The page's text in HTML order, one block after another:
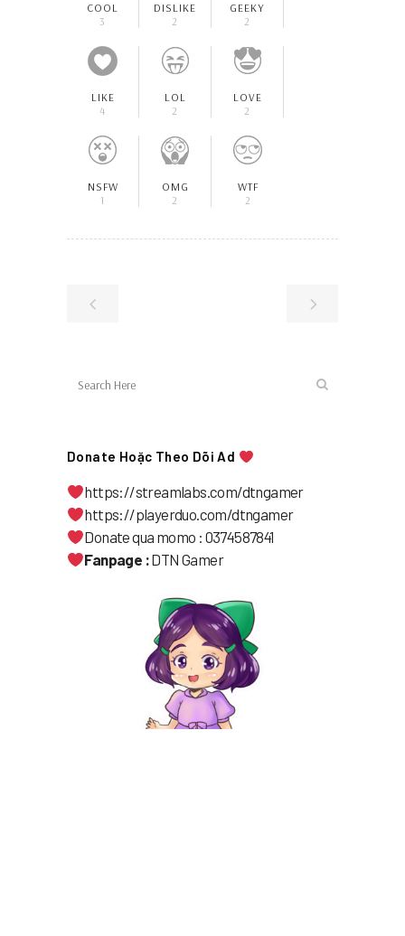
COOL
3
DISLIKE
2
GEEKY
2
LIKE
4
LOL
2
LOVE
2
NSFW
1
OMG
2
WTF
2
Donate Hoặc Theo Dõi Ad
https://streamlabs.com/dtngamer
https://playerduo.com/dtngamer
Donate qua momo : 0374587841
Fanpage :DTN Gamer